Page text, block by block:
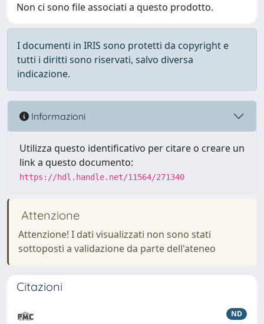
Non ci sono file associati a questo prodotto.
I documenti in IRIS sono protetti da copyright e
tutti i diritti sono riservati, salvo diversa
indicazione.
Informazioni
Utilizza questo identificativo per citare o creare un
link a questo documento:
https://hdl.handle.net/11564/271340
Attenzione
Attenzione! I dati visualizzati non sono stati
sottoposti a validazione da parte dell'ateneo
Citazioni
ND